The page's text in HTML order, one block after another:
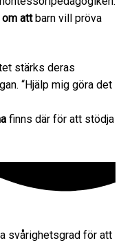
attbarn vill pröva
stärks deras
“Hjälp mig göra det
finns där för att stödja
svårighetsgrad för att